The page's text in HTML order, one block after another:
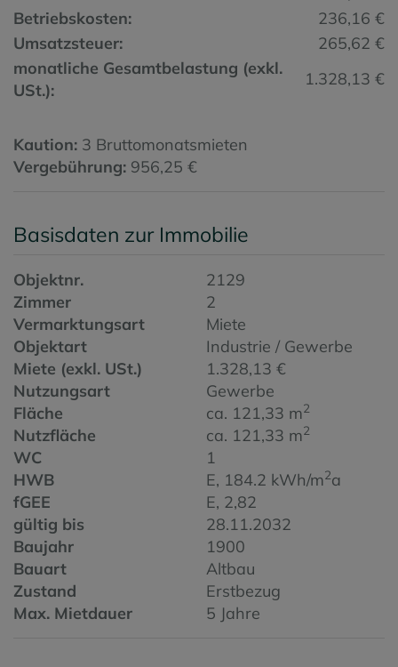
Betriebskosten:
236,16 €
Umsatzsteuer:
265,62 €
monatliche Gesamtbelastung (exkl.
USt.):
1.328,13 €
Kaution: 3 Bruttomonatsmieten
Vergebührung: 956,25 €
Basisdaten zur Immobilie
Objektnr.
2129
Zimmer
2
Vermarktungsart
Miete
Objektart
Industrie / Gewerbe
Miete (exkl. USt.)
1.328,13 €
Nutzungsart
Gewerbe
Fläche
ca. 121,33 m2
Nutzfläche ca. 121,33 m2
WC
1
HWB
E, 184.2 kWh/m2a
fGEE
E, 2,82
gültig bis
28.11.2032
Baujahr
1900
Bauart
Altbau
Zustand
Erstbezug
Max. Mietdauer
5 Jahre